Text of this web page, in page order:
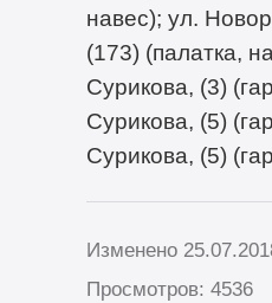
навес); ул.
(173) (палатка,
Сурикова, (3)
Сурикова, (5)
Сурикова, (5)
Изменено
Просмотров: 4536